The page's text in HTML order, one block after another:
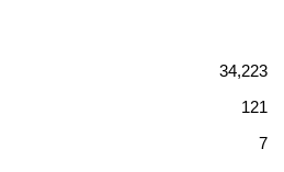
34,223
121
7